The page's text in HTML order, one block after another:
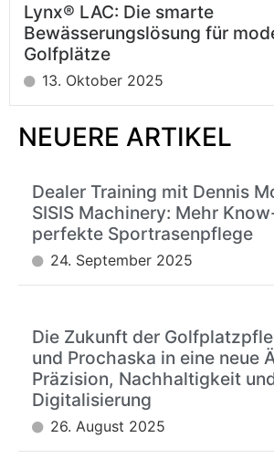
Lynx® LAC: Die smarte
Bewässerungslösung für
Golfplätze
13. Oktober 2025
NEUERE ARTIKEL
Dealer Training mit Dennis
SISIS Machinery: Mehr
perfekte Sportrasenpflege
24. September 2025
Die Zukunft der
und Prochaska in eine neue
Präzision, Nachhaltigkeit
Digitalisierung
26. August 2025